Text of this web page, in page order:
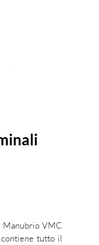
Manubrio VMC
contiene tutto il